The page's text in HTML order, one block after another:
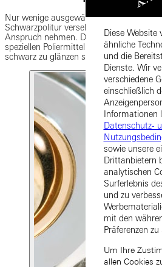
Nur wenige ausgewählte Werkteile
Schwarzpolitur versehen. Mehrere Tage
Anspruch nehmen. Dabei werden die
speziellen Poliermitteln auf einer Zink-
schwarz zu glänzen scheinen.
Diese Website
ähnliche
und die
Dienste. Wir
verschiedene
einschließlich
Informationen
Datenschutz-
sowie unsere
Drittanbietern
analytischen
Surferlebnis
und zu
mit den
Präferenzen zu
Um Ihre
allen Cookies